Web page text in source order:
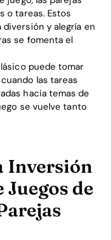
o tareas. Estos
y alegría en
se fomenta el
puede tomar
las tareas
hacia temas de
se vuelve tanto
Inversión
Juegos de